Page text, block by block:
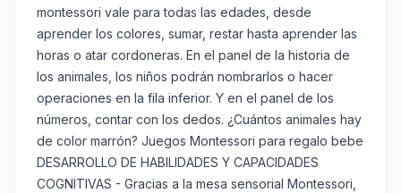
montessori vale para todas las edades, desde
aprender los colores, sumar, restar hasta aprender las
horas o atar cordoneras. En el panel de la historia de
los animales, los niños podrán nombrarlos o hacer
operaciones en la fila inferior. Y en el panel de los
números, contar con los dedos. ¿Cuántos animales hay
de color marrón? Juegos Montessori para regalo bebe
DESARROLLO DE HABILIDADES Y CAPACIDADES
COGNITIVAS - Gracias a la mesa sensorial Montessori,